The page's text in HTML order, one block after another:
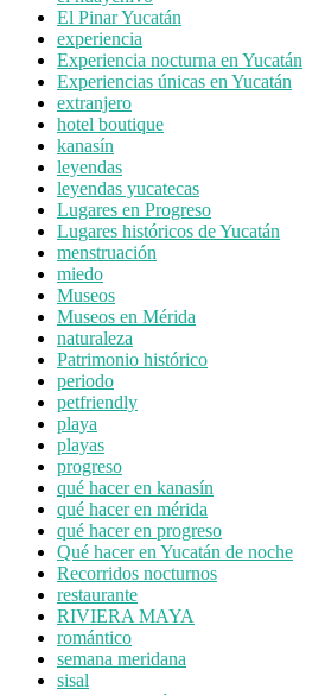
El Pinar Yucatán
experiencia
Experiencia nocturna en Yucatán
Experiencias únicas en Yucatán
extranjero
hotel boutique
kanasín
leyendas
leyendas yucatecas
Lugares en Progreso
Lugares históricos de Yucatán
menstruación
miedo
Museos
Museos en Mérida
naturaleza
Patrimonio histórico
periodo
petfriendly
playa
playas
progreso
qué hacer en kanasín
qué hacer en mérida
qué hacer en progreso
Qué hacer en Yucatán de noche
Recorridos nocturnos
restaurante
RIVIERA MAYA
romántico
semana meridana
sisal